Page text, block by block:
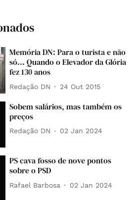
Memória DN: Para o turista e não
só... Quando o Elevador da Glória
fez 130 anos
Redação DN 24 Out 2015
Sobem salários, mas também os
preços
Redação DN 02 Jan 2024
PS cava fosso de nove pontos
sobre o PSD
Rafael Barbosa 02 Jan 2024